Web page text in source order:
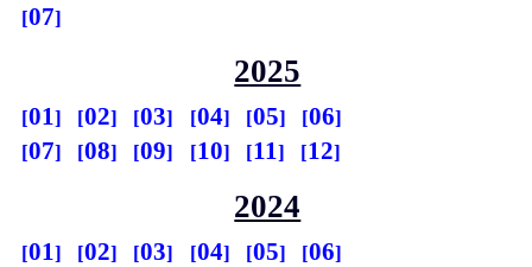
07
2025
01 02 03 04 05
06
07
08 09 10 11 12
2024
01 02 03 04 05
06